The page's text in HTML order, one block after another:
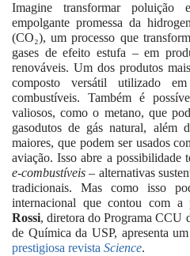
Imagine transformar
empolgante promessa da
(CO₂), um processo que
gases de efeito estufa – em
renováveis. Um dos produtos
composto versátil utilizado
combustíveis. Também é
valiosos, como o metano, que
gasodutos de gás natural, além
maiores, que podem ser usados
aviação. Isso abre a possibilidade
e-combustíveis – alternativas
tradicionais. Mas como isso
internacional que contou com a
Rossi, diretora do Programa CCU
de Química da USP, apresenta
prestigiosa revista Science.